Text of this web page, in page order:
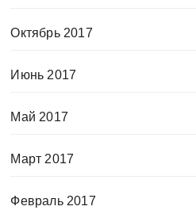
Октябрь 2017
Июнь 2017
Май 2017
Март 2017
Февраль 2017